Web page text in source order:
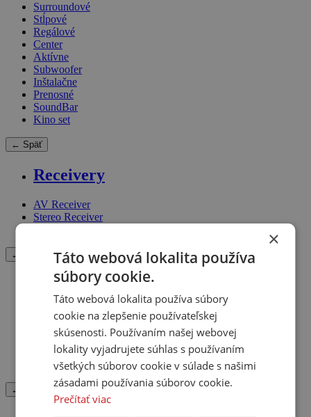
Surroundové
Stĺpové
Regálové
Center
Aktívne
Subwoofer
Inštalačne
Prenosné
SoundBar
Kino set
← Späť
Receivery
AV Receiver
Stereo Receiver
← Späť
Predzosilňovače
Master Clock
Stereo
DAC Prevodník
Phono
Room corrector
← Späť
×
Táto webová lokalita používa
súbory cookie.
Táto webová lokalita používa súbory
cookie na zlepšenie používateľskej
skúsenosti. Používaním našej webovej
lokality vyjadrujete súhlas s používaním
všetkých súborov cookie v súlade s našimi
zásadami používania súborov cookie.
Prečítať viac